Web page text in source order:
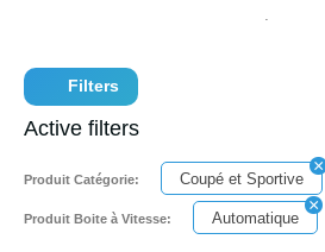
Filters
Active filters
Produit Catégorie: Coupé et Sportive
Produit Boite à Vitesse: Automatique